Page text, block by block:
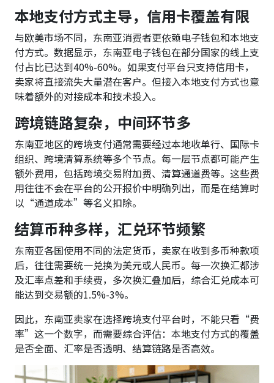
本地支付方式主导，信用卡覆盖有限
与欧美市场不同，东南亚消费者更依赖电子钱包和本地支
付方式。数据显示，东南亚电子钱包在部分国家的线上支
付占比已达到40%-60%。如果支付平台只支持信用卡，
卖家将直接流失大量潜在客户。但接入本地支付方式也意
味着额外的对接成本和技术投入。
跨境链路复杂，中间环节多
东南亚地区的跨境支付通常需要经过本地收单行、国际卡
组织、跨境清算系统等多个节点。每一层节点都可能产生
额外费用，包括跨境交易附加费、清算通道费等。这些费
用往往不会在平台的公开报价中明确列出，而是在结算时
以“通道成本”等名义扣除。
结算币种多样，汇兑环节频繁
东南亚各国使用不同的法定货币，卖家在收到多币种款项
后，往往需要统一兑换为美元或人民币。每一次换汇都涉
及汇率点差和手续费，多次换汇叠加后，综合汇兑成本可
能达到交易额的1.5%-3%。
因此，东南亚卖家在选择跨境支付平台时，不能只看“费
率”这一个数字，而需要综合评估：本地支付方式的覆盖
是否全面、汇率是否透明、结算链路是否高效。